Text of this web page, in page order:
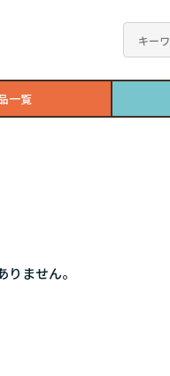
一覧
ません。